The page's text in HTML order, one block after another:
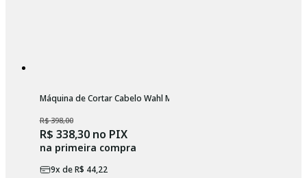
Máquina de Cortar Cabelo Wahl Magic Clip
R$ 398,00
R$ 338,30no PIX
na primeira compra
9x deR$ 44,22